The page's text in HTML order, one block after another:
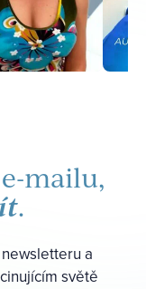
mailu,
.
a
světě